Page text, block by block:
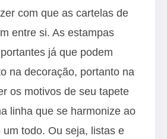
com que as cartelas de
entre si. As estampas
já que podem
na decoração, portanto na
os motivos de seu tapete
linha que se harmonize ao
todo. Ou seja, listas e